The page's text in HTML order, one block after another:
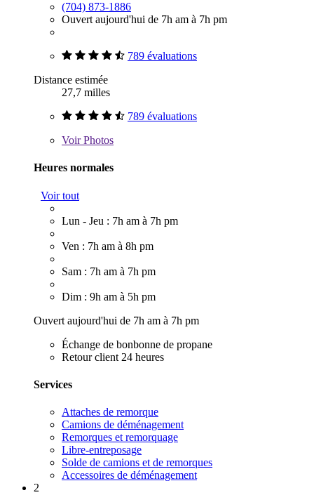
(704) 873-1886
Ouvert aujourd'hui de 7h am à 7h pm
789 évaluations
Distance estimée
27,7 milles
789 évaluations
VoirPhotos
Heures normales
Voir tout
Lun - Jeu : 7h am à 7h pm
Ven : 7h am à 8h pm
Sam : 7h am à 7h pm
Dim : 9h am à 5h pm
Ouvert aujourd'hui de 7h am à 7h pm
Échange de bonbonne de propane
Retour client 24 heures
Services
Attaches de remorque
Camions de déménagement
Remorques et remorquage
Libre-entreposage
Solde de camions et de remorques
Accessoires de déménagement
2